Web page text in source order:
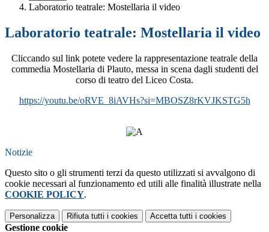
Laboratorio teatrale: Mostellaria il video
Laboratorio teatrale: Mostellaria il video
Cliccando sul link potete vedere la rappresentazione teatrale della
commedia Mostellaria di Plauto, messa in scena dagli studenti del
corso di teatro del Liceo Costa.
https://youtu.be/oRVE_8iAVHs?si=MBOSZ8rKVJKSTG5h
Notizie
Questo sito o gli strumenti terzi da questo utilizzati si avvalgono di
cookie necessari al funzionamento ed utili alle finalità illustrate nella
COOKIE POLICY.
Personalizza Rifiuta tutti i cookies Accetta tutti i cookies
Gestione cookie